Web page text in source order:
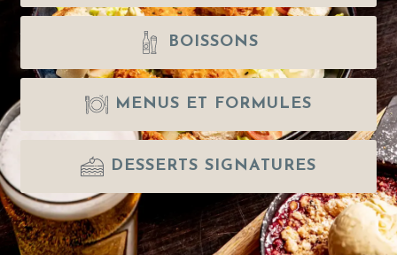
BOISSONS
MENUS ET FORMULES
DESSERTS SIGNATURES